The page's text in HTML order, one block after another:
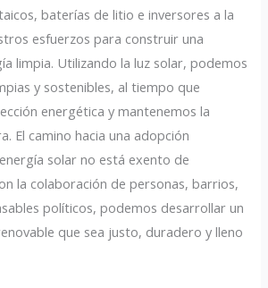
baterías de litio e inversores a la
esfuerzos para construir una
limpia. Utilizando la luz solar, podemos
y sostenibles, al tiempo que
energética y mantenemos la
El camino hacia una adopción
solar no está exento de
la colaboración de personas, barrios,
políticos, podemos desarrollar un
que sea justo, duradero y lleno